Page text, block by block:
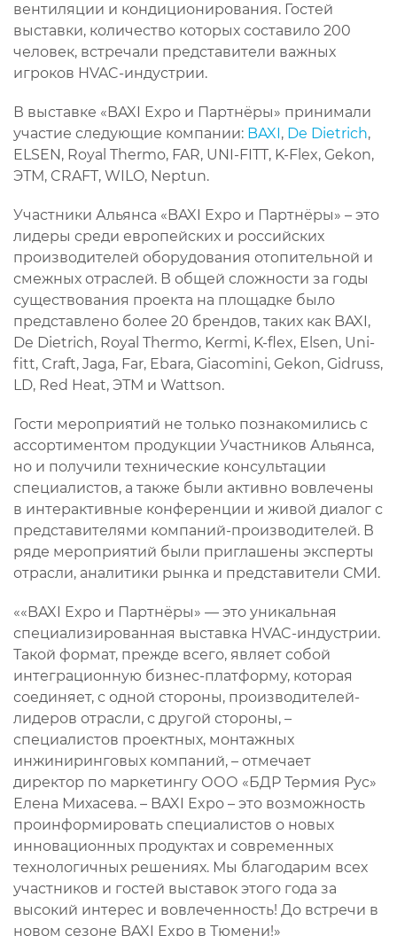
вентиляции и кондиционирования. Гостей
выставки, количество которых составило 200
человек, встречали представители важных
игроков HVAC-индустрии.
В выставке «BAXI Expo и Партнёры» принимали
участие следующие компании: BAXI , De Dietrich,
ELSEN, Royal Thermo, FAR, UNI-FITT, K-Flex, Gekon,
ЭТМ, CRAFT, WILO, Neptun.
Участники Альянса «BAXI Expo и Партнёры» – это
лидеры среди европейских и российских
производителей оборудования отопительной и
смежных отраслей. В общей сложности за годы
существования проекта на площадке было
представлено более 20 брендов, таких как BAXI,
De Dietrich, Royal Thermo, Kermi, K-flex, Elsen, Uni-
fitt, Craft, Jaga, Far, Ebara, Giacomini, Gekon, Gidruss,
LD, Red Heat, ЭТМ и Wattson.
Гости мероприятий не только познакомились с
ассортиментом продукции Участников Альянса,
но и получили технические консультации
специалистов, а также были активно вовлечены
в интерактивные конференции и живой диалог с
представителями компаний-производителей. В
ряде мероприятий были приглашены эксперты
отрасли, аналитики рынка и представители СМИ.
««BAXI Expo и Партнёры» — это уникальная
специализированная выставка HVAC-индустрии.
Такой формат, прежде всего, являет собой
интеграционную бизнес-платформу, которая
соединяет, с одной стороны, производителей-
лидеров отрасли, с другой стороны, –
специалистов проектных, монтажных
инжиниринговых компаний, – отмечает
директор по маркетингу ООО «БДР Термия Рус»
Елена Михасева. – BAXI Expo – это возможность
проинформировать специалистов о новых
инновационных продуктах и современных
технологичных решениях. Мы благодарим всех
участников и гостей выставок этого года за
высокий интерес и вовлеченность! До встречи в
новом сезоне BAXI Expo в Тюмени!»